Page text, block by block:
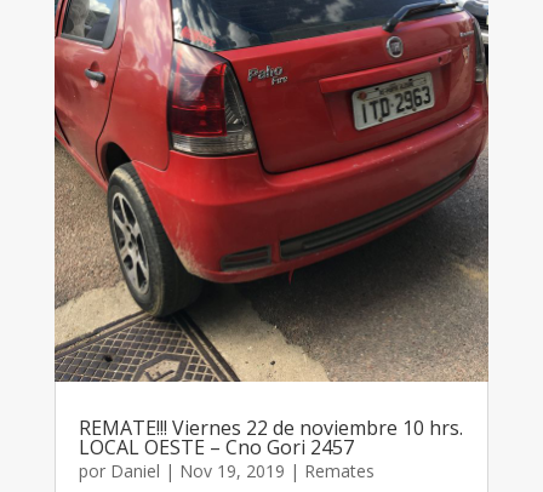
REMATE!!! Viernes 22 de noviembre 10 hrs.
LOCAL OESTE – Cno Gori 2457
por Daniel | Nov 19, 2019 | Remates